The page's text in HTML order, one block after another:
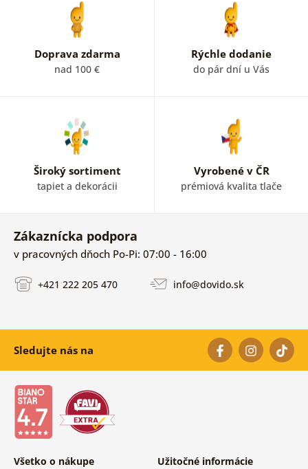
Doprava zdarma
nad 100 €
Rýchle dodanie
do pár dní u Vás
Široký sortiment
tapiet a dekorácii
Vyrobené v ČR
prémiová kvalita tlače
Zákaznícka podpora
v pracovných dňoch Po-Pi: 07:00 - 16:00
+421 222 205 470 info@dovido.sk
Sledujte nás na
Všetko o nákupe Užitočné informácie